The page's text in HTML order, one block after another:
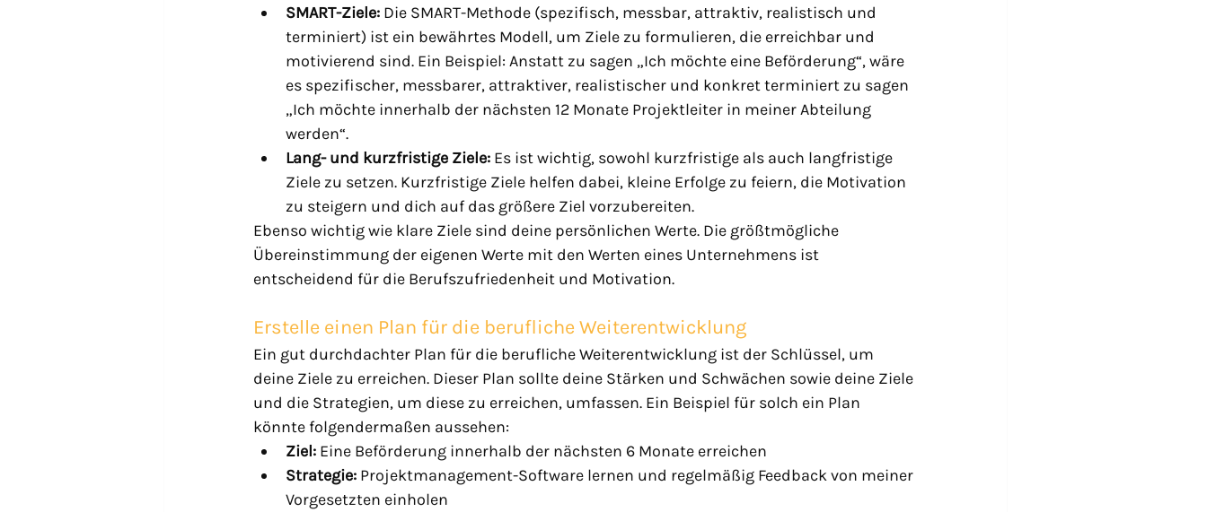
SMART-Ziele: Die SMART-Methode (spezifisch, messbar, attraktiv, realistisch und
terminiert) ist ein bewährtes Modell, um Ziele zu formulieren, die erreichbar und
motivierend sind. Ein Beispiel: Anstatt zu sagen „Ich möchte eine Beförderung“, wäre
es spezifischer, messbarer, attraktiver, realistischer und konkret terminiert zu sagen
„Ich möchte innerhalb der nächsten 12 Monate Projektleiter in meiner Abteilung
werden“.
Lang- und kurzfristige Ziele: Es ist wichtig, sowohl kurzfristige als auch langfristige
Ziele zu setzen. Kurzfristige Ziele helfen dabei, kleine Erfolge zu feiern, die Motivation
zu steigern und dich auf das größere Ziel vorzubereiten.
Ebenso wichtig wie klare Ziele sind deine persönlichen Werte. Die größtmögliche
Übereinstimmung der eigenen Werte mit den Werten eines Unternehmens ist
entscheidend für die Berufszufriedenheit und Motivation.
Erstelle einen Plan für die berufliche Weiterentwicklung
Ein gut durchdachter Plan für die berufliche Weiterentwicklung ist der Schlüssel, um
deine Ziele zu erreichen. Dieser Plan sollte deine Stärken und Schwächen sowie deine Ziele
und die Strategien, um diese zu erreichen, umfassen. Ein Beispiel für solch ein Plan
könnte folgendermaßen aussehen:
Ziel: Eine Beförderung innerhalb der nächsten 6 Monate erreichen
Strategie: Projektmanagement-Software lernen und regelmäßig Feedback von meiner
Vorgesetzten einholen